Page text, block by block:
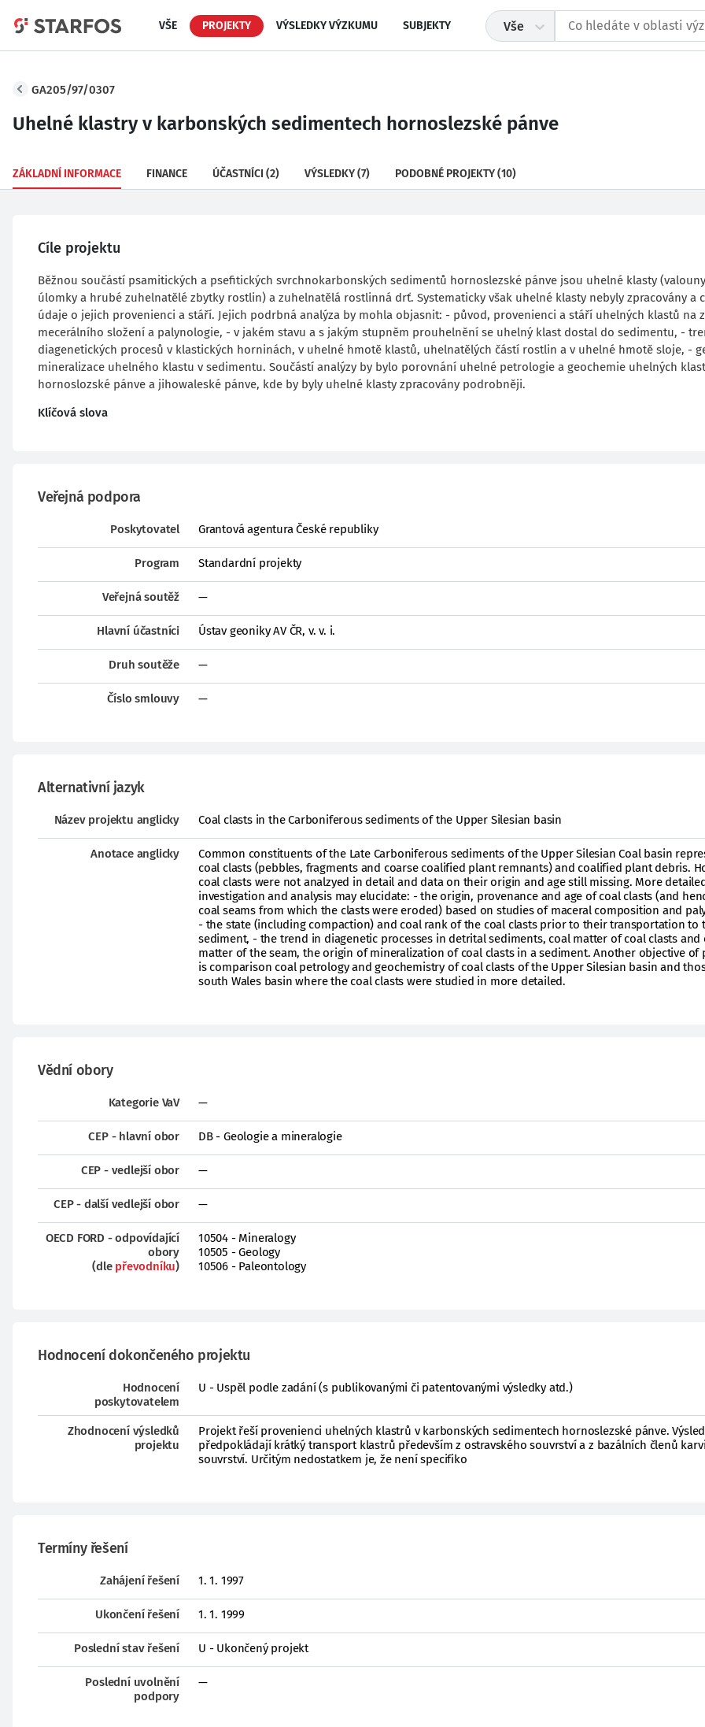
VŠE PROJEKTY VÝSLEDKY VÝZKUMU SUBJEKTY Vše
GA205/97/0307
Uhelné klastry v karbonských sedimentech hornoslezské pánve
ZÁKLADNÍ INFORMACE FINANCE ÚČASTNÍCI (2) VÝSLEDKY(7) PODOBNÉ PROJEKTY(10)
Cíle projektu
Běžnou součástí psamitických a psefitických svrchnokarbonských sedimentů hornoslezské pánve jsou uhelné klasty
úlomky a hrubé zuhelnatělé zbytky rostlin) a zuhelnatělá rostlinná drť. Systematicky však uhelné klasty nebyly zpracovány a
údaje o jejich provenienci a stáří. Jejich podrbná analýza by mohla objasnit: - původ, provenienci a stáří uhelných klastů na
mecerálního složení a palynologie, - v jakém stavu a s jakým stupněm prouhelnění se uhelný klast dostal do sedimentu, -
diagenetických procesů v klastických horninách, v uhelné hmotě klastů, uhelnatělých částí rostlin a v uhelné hmotě sloje, -
mineralizace uhelného klastu v sedimentu. Součástí analýzy by bylo porovnání uhelné petrologie a geochemie uhelných
hornoslozské pánve a jihowaleské pánve, kde by byly uhelné klasty zpracovány podrobněji.
Klíčová slova
Veřejná podpora
Poskytovatel Grantová agentura České republiky
Program Standardní projekty
Veřejná soutěž —
Hlavní účastníci Ústav geoniky AV ČR, v. v. i.
Druh soutěže —
Číslo smlouvy —
Alternativní jazyk
Název projektu anglicky Coal clasts in the Carboniferous sediments of the Upper Silesian basin
Anotace anglicky
Common constituents of the Late Carboniferous sediments of the Upper Silesian Coal basin
coal clasts (pebbles, fragments and coarse coalified plant remnants) and coalified plant debris.
coal clasts were not analzyed in detail and data on their origin and age still missing. More
investigation and analysis may elucidate: - the origin, provenance and age of coal clasts (and
coal seams from which the clasts were eroded) based on studies of maceral composition and
- the state (including compaction) and coal rank of the coal clasts prior to their transportation to
sediment, - the trend in diagenetic processes in detrital sediments, coal matter of coal clasts and
matter of the seam, the origin of mineralization of coal clasts in a sediment. Another objective of
is comparison coal petrology and geochemistry of coal clasts of the Upper Silesian basin and
south Wales basin where the coal clasts were studied in more detailed.
Vědní obory
Kategorie VaV —
CEP - hlavní obor DB - Geologie a mineralogie
CEP - vedlejší obor —
CEP - další vedlejší obor —
OECD FORD - odpovídající
obory
(dle převodníku)
10504 - Mineralogy
10505 - Geology
10506 - Paleontology
Hodnocení dokončeného projektu
Hodnocení
poskytovatelem
U - Uspěl podle zadání (s publikovanými či patentovanými výsledky atd.)
Zhodnocení výsledků
projektu
Projekt řeší provenienci uhelných klastrů v karbonských sedimentech hornoslezské pánve.
předpokládají krátký transport klastrů především z ostravského souvrství a z bazálních členů
souvrství. Určitým nedostatkem je, že není specifiko
Termíny řešení
Zahájení řešení 1. 1. 1997
Ukončení řešení 1. 1. 1999
Poslední stav řešení U - Ukončený projekt
Poslední uvolnění
podpory
—